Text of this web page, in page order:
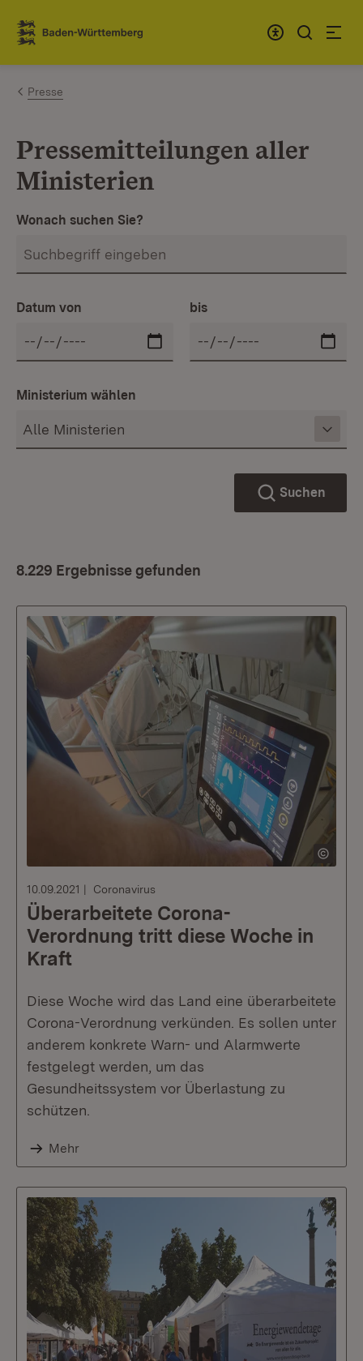
Zum Inhalt springen
Link zur Startseite
Presse
Pressemitteilungen aller
Ministerien
Wonach suchen Sie?
Datum von bis
Ministerium wählen
Suchen
8.229 Ergebnisse gefunden
10.09.2021 Coronavirus
Überarbeitete Corona-
Verordnung tritt diese Woche in
Kraft
Diese Woche wird das Land eine überarbeitete
Corona-Verordnung verkünden. Es sollen unter
anderem konkrete Warn- und Alarmwerte
festgelegt werden, um das
Gesundheitssystem vor Überlastung zu
schützen.
Mehr